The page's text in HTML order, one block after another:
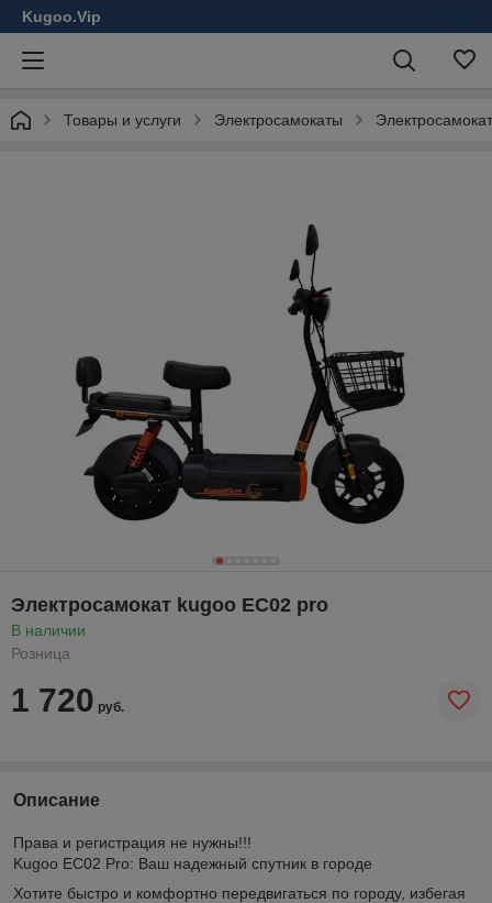
Kugoo.Vip
Товары и услуги Электросамокаты
Электросамокат kugoo EC02 pro
В наличии
Розница
1 720 руб.
Описание
Права и регистрация не нужны!!!
Kugoo EC02 Pro: Ваш надежный спутник в городе
Хотите быстро и комфортно передвигаться по городу, избегая